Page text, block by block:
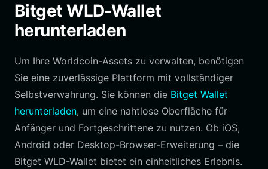
Bitget WLD-Wallet
herunterladen
Um Ihre Worldcoin-Assets zu verwalten, benötigen
Sie eine zuverlässige Plattform mit vollständiger
Selbstverwahrung. Sie können die Bitget Wallet
herunterladen, um eine nahtlose Oberfläche für
Anfänger und Fortgeschrittene zu nutzen. Ob iOS,
Android oder Desktop-Browser-Erweiterung – die
Bitget WLD-Wallet bietet ein einheitliches Erlebnis.